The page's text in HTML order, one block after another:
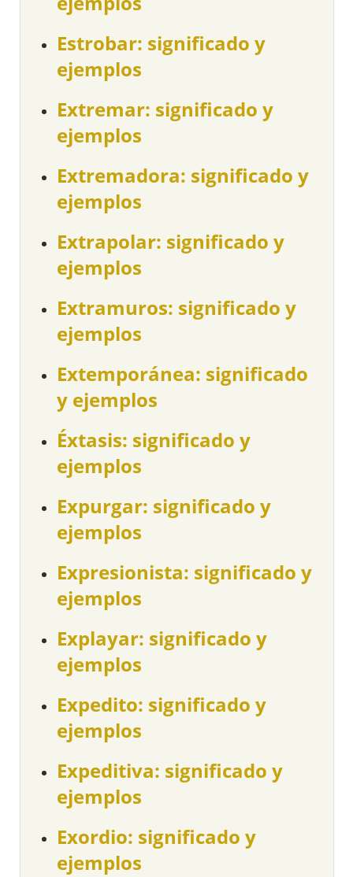
Estrobar: significado y
ejemplos
Extremar: significado y
ejemplos
Extremadora: significado y
ejemplos
Extrapolar: significado y
ejemplos
Extramuros: significado y
ejemplos
Extemporánea: significado
y ejemplos
Éxtasis: significado y
ejemplos
Expurgar: significado y
ejemplos
Expresionista: significado y
ejemplos
Explayar: significado y
ejemplos
Expedito: significado y
ejemplos
Expeditiva: significado y
ejemplos
Exordio: significado y
ejemplos